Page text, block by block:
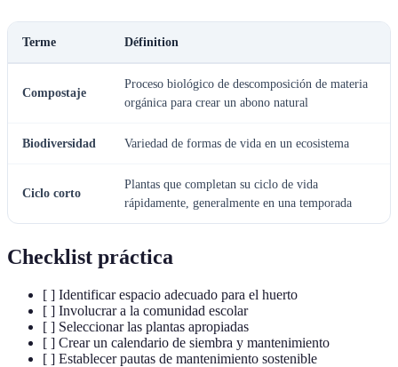
Terme Définition
Compostaje
Proceso biológico de descomposición de materia
orgánica para crear un abono natural
Biodiversidad Variedad de formas de vida en un ecosistema
Ciclo corto
Plantas que completan su ciclo de vida
rápidamente, generalmente en una temporada
Checklist práctica
[ ] Identificar espacio adecuado para el huerto
[ ] Involucrar a la comunidad escolar
[ ] Seleccionar las plantas apropiadas
[ ] Crear un calendario de siembra y mantenimiento
[ ] Establecer pautas de mantenimiento sostenible